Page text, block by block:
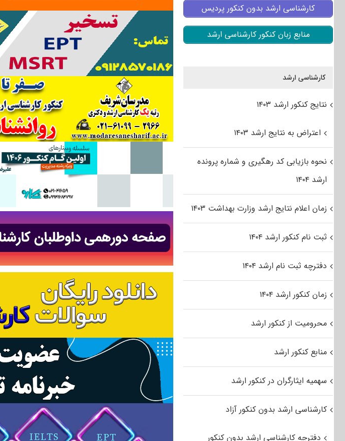
کارشناسی ارشد بدون کنکور پردیس
منابع زبان کنکور کارشناسی ارشد
کارشناسی ارشد
نتایج کنکور ارشد ۱۴۰۳
اعتراض به نتایج ارشد ۱۴۰۳
نحوه بازیابی کد رهگیری و شماره پرونده
ارشد ۱۴۰۴
زمان اعلام نتایج ارشد وزارت بهداشت ۱۴۰۳
ثبت نام کنکور ارشد ۱۴۰۴
دفترچه ثبت نام ارشد ۱۴۰۴
زمان کنکور ارشد ۱۴۰۴
محرومیت از کنکور ارشد
منابع کنکور ارشد
سهمیه ایثارگران در کنکور ارشد
کارشناسی ارشد بدون کنکور آزاد
دفترچه کارشناسی ارشد بدون کنکور